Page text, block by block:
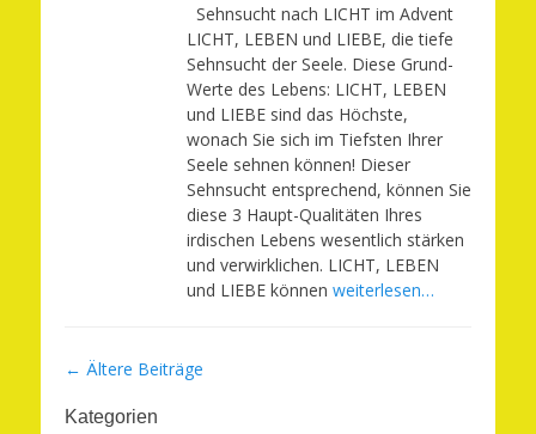
Sehnsucht nach LICHT im Advent
LICHT, LEBEN und LIEBE, die tiefe
Sehnsucht der Seele. Diese Grund-
Werte des Lebens: LICHT, LEBEN
und LIEBE sind das Höchste,
wonach Sie sich im Tiefsten Ihrer
Seele sehnen können! Dieser
Sehnsucht entsprechend, können Sie
diese 3 Haupt-Qualitäten Ihres
irdischen Lebens wesentlich stärken
und verwirklichen. LICHT, LEBEN
und LIEBE können weiterlesen…
Beitragsnavigation
← Ältere Beiträge
Kategorien